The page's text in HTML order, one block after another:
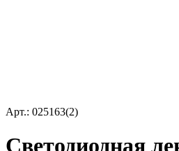
Арт.: 025163(2)
Светодиодная